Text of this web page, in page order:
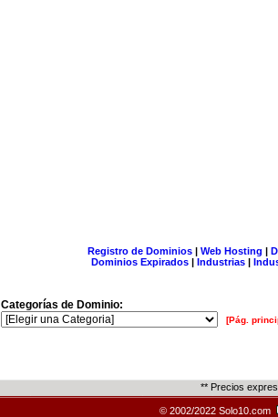
Registro de Dominios| Web Hosting |
Dominios Expirados | Industrias |
Categorías de Dominio:
[Pág.
** Precios
© 2002/2022 Solo10.com